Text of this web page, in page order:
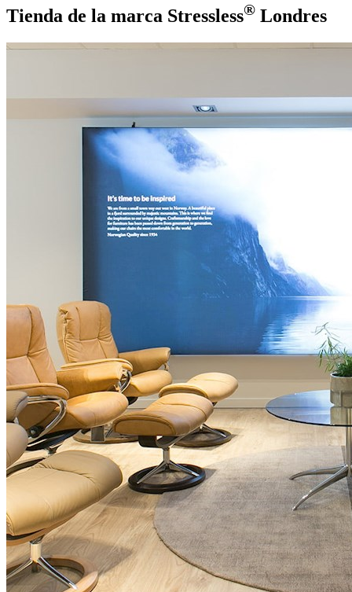
Tienda de la marca Stressless® Londres